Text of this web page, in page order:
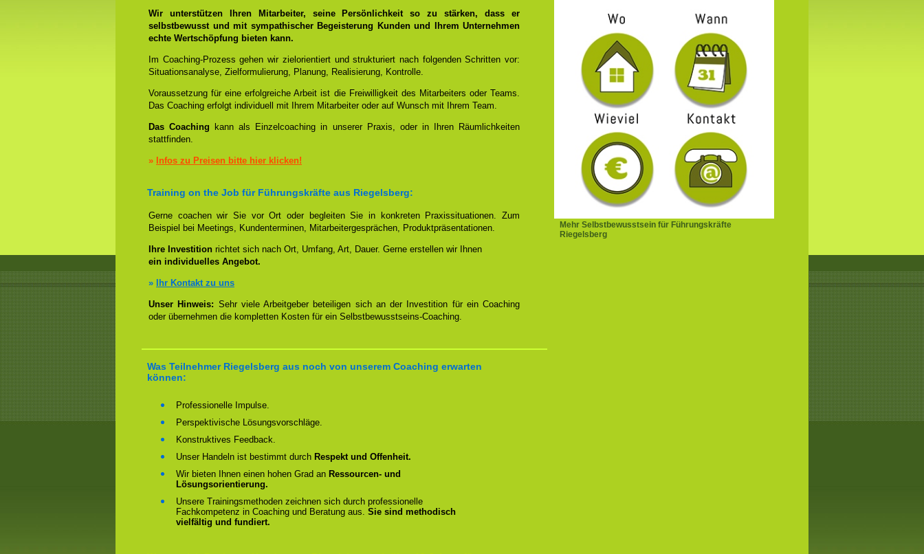
Mehr Selbstbewusstsein für Führungskräfte
Riegelsberg
Wir unterstützen Ihren Mitarbeiter, seine Persönlichkeit so zu stärken, dass er
selbstbewusst und mit sympathischer Begeisterung Kunden und Ihrem Unternehmen
echte Wertschöpfung bieten kann.
Im Coaching-Prozess gehen wir zielorientiert und strukturiert nach folgenden Schritten vor:
Situationsanalyse, Zielformulierung, Planung, Realisierung, Kontrolle.
Voraussetzung für eine erfolgreiche Arbeit ist die Freiwilligkeit des Mitarbeiters oder Teams.
Das Coaching erfolgt individuell mit Ihrem Mitarbeiter oder auf Wunsch mit Ihrem Team.
Das Coaching
kann als Einzelcoaching in unserer Praxis, oder in Ihren Räumlichkeiten
stattfinden.
» Infos zu Preisen bitte hier klicken!
Training on the Job für Führungskräfte aus Riegelsberg:
Gerne coachen wir Sie vor Ort oder begleiten Sie in konkreten Praxissituationen. Zum
Beispiel bei Meetings, Kundenterminen, Mitarbeitergesprächen, Produktpräsentationen.
Ihre Investition richtet sich nach Ort, Umfang, Art, Dauer. Gerne erstellen wir Ihnen
ein individuelles Angebot.
» Ihr Kontakt zu uns
Unser Hinweis: Sehr viele Arbeitgeber beteiligen sich an der Investition für ein Coaching
oder übernehmen die kompletten Kosten für ein Selbstbewusstseins-Coaching.
Was Teilnehmer Riegelsberg aus noch von unserem Coaching erwarten
können:
Professionelle Impulse.
Perspektivische Lösungsvorschläge.
Konstruktives Feedback.
Unser Handeln ist bestimmt durch Respekt und Offenheit.
Wir bieten Ihnen einen hohen Grad an Ressourcen- und
Lösungsorientierung.
Unsere Trainingsmethoden zeichnen sich durch professionelle
Fachkompetenz in Coaching und Beratung aus. Sie sind methodisch
vielfältig und fundiert.